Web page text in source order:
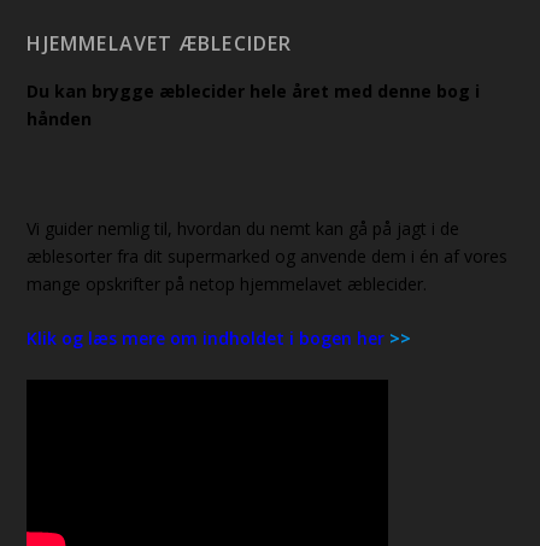
HJEMMELAVET ÆBLECIDER
Du kan brygge æblecider hele året med denne bog i
hånden
Vi guider nemlig til, hvordan du nemt kan gå på jagt i de
æblesorter fra dit supermarked og anvende dem i én af vores
mange opskrifter på netop hjemmelavet æblecider.
Klik og læs mere om indholdet i bogen her >>